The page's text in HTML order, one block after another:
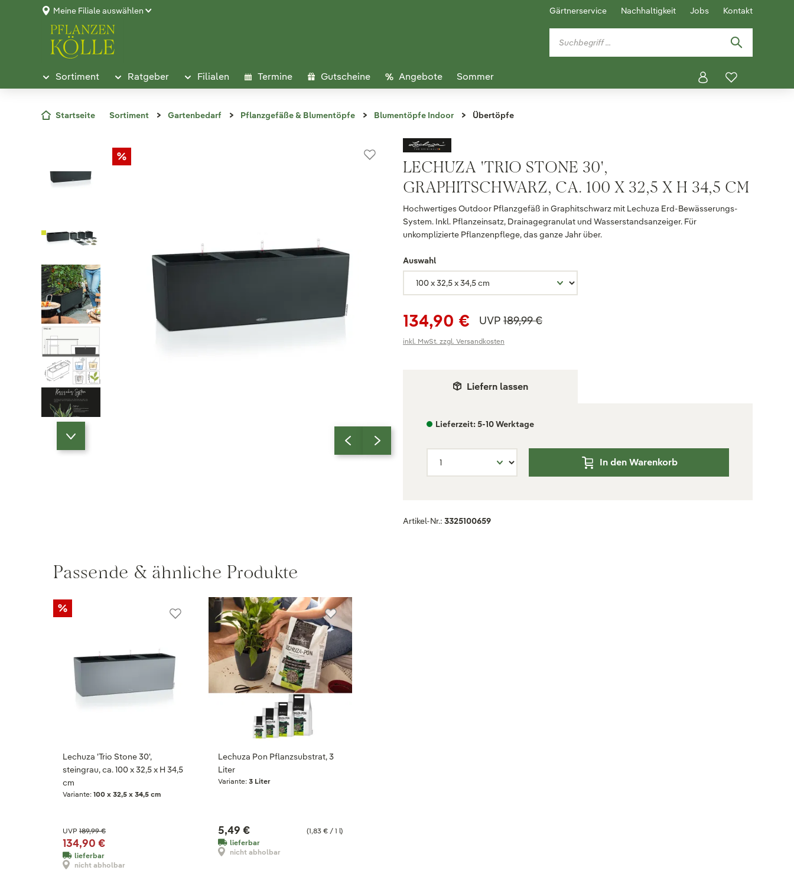
Meine Filiale auswählen Gärtnerservice Nachhaltigkeit Jobs Kontakt
Sortiment Ratgeber Filialen Termine Gutscheine Angebote Sommer
Startseite Sortiment Gartenbedarf Pflanzgefäße & Blumentöpfe Blumentöpfe Indoor Übertöpfe
LECHUZA 'TRIO STONE 30',
GRAPHITSCHWARZ, CA. 100 X 32,5 X H 34,5 CM
Hochwertiges Outdoor Pflanzgefäß in Graphitschwarz mit Lechuza Erd-Bewässerungs-
System. Inkl. Pflanzeinsatz, Drainagegranulat und Wasserstandsanzeiger. Für
unkomplizierte Pflanzenpflege, das ganze Jahr über.
Auswahl
134,90 € UVP 189,99 €
inkl. MwSt. zzgl. Versandkosten
Liefern lassen
Lieferzeit: 5-10 Werktage
In den Warenkorb
Artikel-Nr.: 3325100659
Passende & ähnliche Produkte
Lechuza 'Trio Stone 30',
steingrau, ca. 100 x 32,5 x H 34,5
cm
Variante: 100 x 32,5 x 34,5 cm
UVP 189,99 €
134,90 €
lieferbar
nicht abholbar
Lechuza Pon Pflanzsubstrat, 3
Liter
Variante:3 Liter
(1,83 € / 1 l)
5,49 €
lieferbar
nicht abholbar